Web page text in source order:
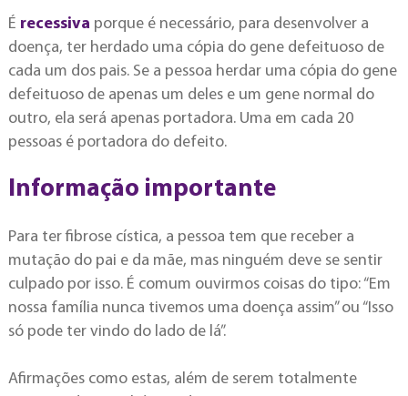
É recessiva porque é necessário, para desenvolver a
doença, ter herdado uma cópia do gene defeituoso de
cada um dos pais. Se a pessoa herdar uma cópia do gene
defeituoso de apenas um deles e um gene normal do
outro, ela será apenas portadora. Uma em cada 20
pessoas é portadora do defeito.
Informação importante
Para ter fibrose cística, a pessoa tem que receber a
mutação do pai e da mãe, mas ninguém deve se sentir
culpado por isso. É comum ouvirmos coisas do tipo: “Em
nossa família nunca tivemos uma doença assim” ou “Isso
só pode ter vindo do lado de lá”.
Afirmações como estas, além de serem totalmente